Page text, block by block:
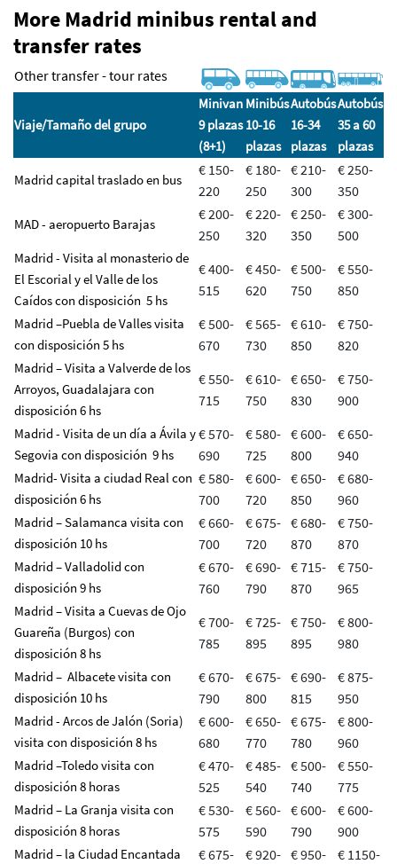
More Madrid minibus rental and
transfer rates
Other transfer - tour rates
Viaje/Tamaño del grupo
Minivan
9 plazas
(8+1)
Minibús
10-16
plazas
Autobús
16-34
plazas
Autobús
35 a 60
plazas
Madrid capital traslado en bus
€ 150-
220
€ 180-
250
€ 210-
300
€ 250-
350
MAD - aeropuerto Barajas
€ 200-
250
€ 220-
320
€ 250-
350
€ 300-
500
Madrid - Visita al monasterio de
El Escorial y el Valle de los
Caídos con disposición 5 hs
€ 400-
515
€ 450-
620
€ 500-
750
€ 550-
850
Madrid –Puebla de Valles visita
con disposición 5 hs
€ 500-
670
€ 565-
730
€ 610-
850
€ 750-
820
Madrid – Visita a Valverde de los
Arroyos, Guadalajara con
disposición 6 hs
€ 550-
715
€ 610-
750
€ 650-
830
€ 750-
900
Madrid - Visita de un día a Ávila y
Segovia con disposición 9 hs
€ 570-
690
€ 580-
725
€ 600-
800
€ 650-
940
Madrid- Visita a ciudad Real con
disposición 6 hs
€ 580-
700
€ 600-
720
€ 650-
850
€ 680-
960
Madrid – Salamanca visita con
disposición 10 hs
€ 660-
700
€ 675-
720
€ 680-
870
€ 750-
870
Madrid – Valladolid con
disposición 9 hs
€ 670-
760
€ 690-
790
€ 715-
870
€ 750-
965
Madrid – Visita a Cuevas de Ojo
Guareña (Burgos) con
disposición 8 hs
€ 700-
785
€ 725-
895
€ 750-
895
€ 800-
980
Madrid – Albacete visita con
disposición 10 hs
€ 670-
790
€ 675-
800
€ 690-
815
€ 875-
950
Madrid - Arcos de Jalón (Soria)
visita con disposición 8 hs
€ 600-
680
€ 650-
770
€ 675-
780
€ 800-
960
Madrid –Toledo visita con
disposición 8 horas
€ 470-
525
€ 485-
540
€ 500-
740
€ 550-
775
Madrid – La Granja visita con
disposición 8 horas
€ 530-
575
€ 560-
590
€ 600-
790
€ 600-
900
Madrid – la Ciudad Encantada
€ 675-
€ 920- € 950-
€ 1150-